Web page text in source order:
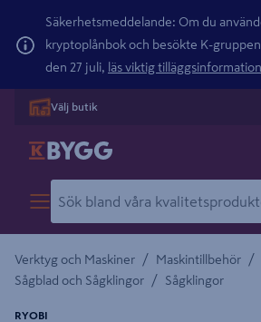
Säkerhetsmeddelande: Om du
kryptoplånbok och besökte K-
den 27 juli, läs viktig
Välj butik
Verktyg och Maskiner / Maskintillbehör /
Sågblad och Sågklingor / Sågklingor
RYOBI